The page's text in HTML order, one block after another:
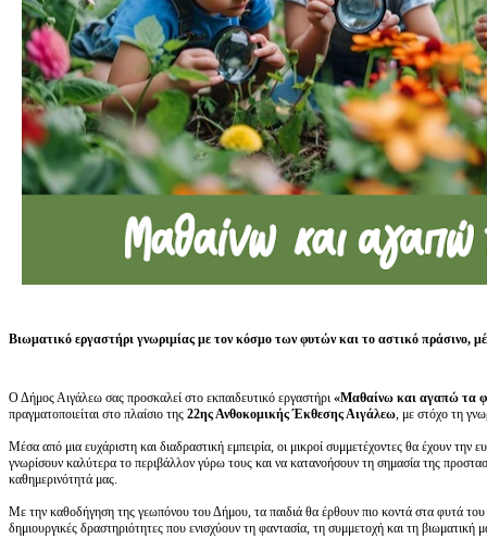
Βιωματικό εργαστήρι γνωριμίας με τον κόσμο των φυτών και το αστικό πράσινο,
Ο Δήμος Αιγάλεω σας προσκαλεί στο εκπαιδευτικό εργαστήρι «Μαθαίνω και αγαπώ τα
πραγματοποιείται στο πλαίσιο της 22ης Ανθοκομικής Έκθεσης Αιγάλεω, με στόχο τη
Μέσα από μια ευχάριστη και διαδραστική εμπειρία, οι μικροί συμμετέχοντες θα έχουν
γνωρίσουν καλύτερα το περιβάλλον γύρω τους και να κατανοήσουν τη σημασία της
καθημερινότητά μας.
Με την καθοδήγηση της γεωπόνου του Δήμου, τα παιδιά θα έρθουν πιο κοντά στα φυτά
δημιουργικές δραστηριότητες που ενισχύουν τη φαντασία, τη συμμετοχή και τη βιωματική